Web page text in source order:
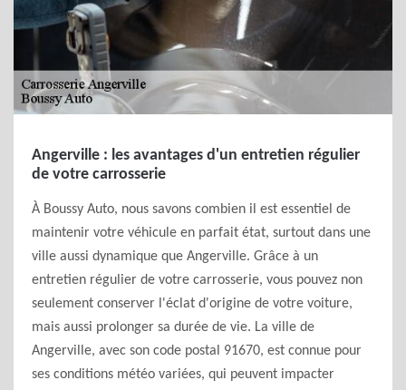
Angerville : les avantages d'un entretien régulier
de votre carrosserie
À Boussy Auto, nous savons combien il est essentiel de
maintenir votre véhicule en parfait état, surtout dans une
ville aussi dynamique que Angerville. Grâce à un
entretien régulier de votre carrosserie, vous pouvez non
seulement conserver l'éclat d'origine de votre voiture,
mais aussi prolonger sa durée de vie. La ville de
Angerville, avec son code postal 91670, est connue pour
ses conditions météo variées, qui peuvent impacter